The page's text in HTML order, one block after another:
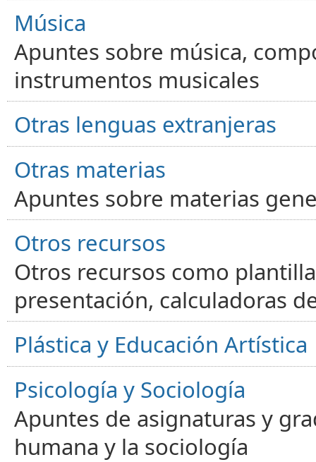
Música
Apuntes sobre música,
instrumentos musicales
Otras lenguas extranjeras
Otras materias
Apuntes sobre materias
Otros recursos
Otros recursos como
presentación, calculadoras
Plástica y Educación Artística
Psicología y Sociología
Apuntes de asignaturas y
humana y la sociología